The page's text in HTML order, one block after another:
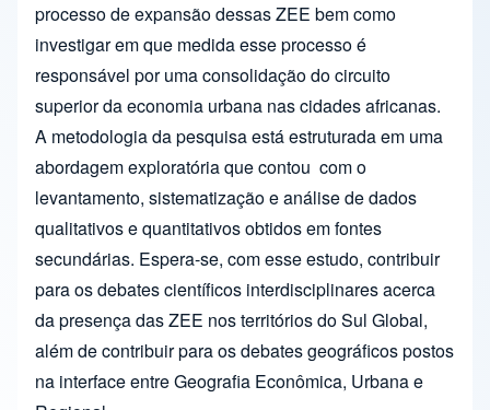
processo de expansão dessas ZEE bem como
investigar em que medida esse processo é
responsável por uma consolidação do circuito
superior da economia urbana nas cidades africanas.
A metodologia da pesquisa está estruturada em uma
abordagem exploratória que contou com o
levantamento, sistematização e análise de dados
qualitativos e quantitativos obtidos em fontes
secundárias. Espera-se, com esse estudo, contribuir
para os debates científicos interdisciplinares acerca
da presença das ZEE nos territórios do Sul Global,
além de contribuir para os debates geográficos postos
na interface entre Geografia Econômica, Urbana e